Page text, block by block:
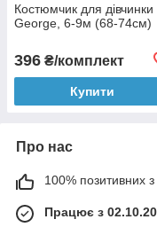
Костюмчик для дівчинки
George, 6-9м (68-74см)
396 ₴/комплект
Купити
Про нас
100% позитивних з
Працює з